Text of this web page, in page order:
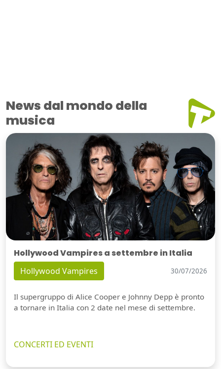
News dal mondo della
musica
Hollywood Vampires a settembre in Italia
Hollywood Vampires 30/07/2026
Il supergruppo di Alice Cooper e Johnny Depp è pronto
a tornare in Italia con 2 date nel mese di settembre.
CONCERTI ED EVENTI